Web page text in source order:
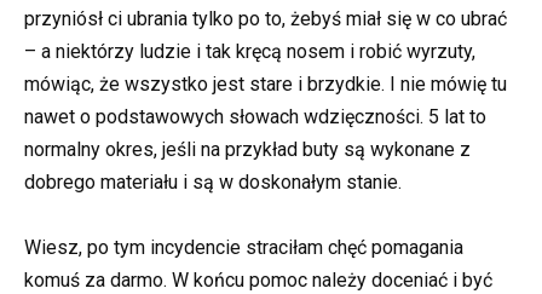
przyniósł ci ubrania tylko po to, żebyś miał się w co ubrać
– a niektórzy ludzie i tak kręcą nosem i robić wyrzuty,
mówiąc, że wszystko jest stare i brzydkie. I nie mówię tu
nawet o podstawowych słowach wdzięczności. 5 lat to
normalny okres, jeśli na przykład buty są wykonane z
dobrego materiału i są w doskonałym stanie.
Wiesz, po tym incydencie straciłam chęć pomagania
komuś za darmo. W końcu pomoc należy doceniać i być